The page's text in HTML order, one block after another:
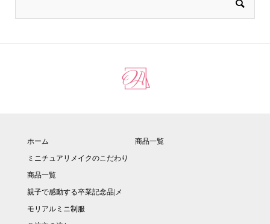
ホーム
ミニチュアリメイクのこだわり
商品一覧
親子で感動する卒業記念品|メ
モリアルミニ制服
商品一覧